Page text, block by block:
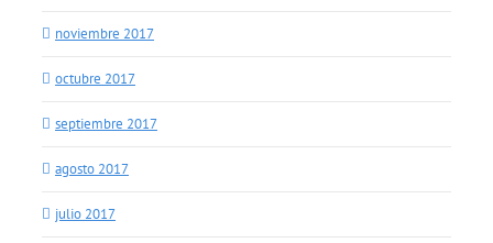
noviembre 2017
octubre 2017
septiembre 2017
agosto 2017
julio 2017